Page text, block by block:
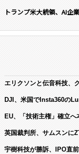
トランプ米大統領、AI企
エリクソンと伝音科技、
DJI、米国でInsta360の
EU、「技術主権」確立
英国裁判所、サムスンに
宇樹科技が勝訴、IPO直